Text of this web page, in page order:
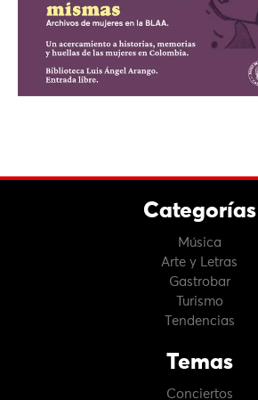
Categorías
Música
Arte y Letras
Gastrobar
Turismo
Tendencias
Temas
Conciertos